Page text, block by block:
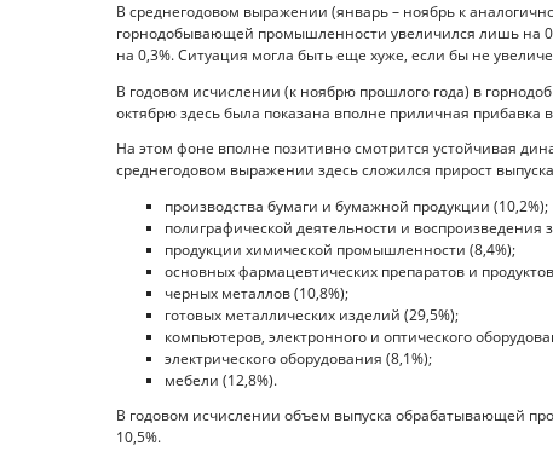
В среднегодовом выражении (январь – ноябрь к
горнодобывающей промышленности увеличился лишь на
на 0,3%. Ситуация могла быть еще хуже, если бы не
В годовом исчислении (к ноябрю прошлого года) в
октябрю здесь была показана вполне приличная прибавка
На этом фоне вполне позитивно смотрится устойчивая
среднегодовом выражении здесь сложился прирост
производства бумаги и бумажной продукции (10,2%);
полиграфической деятельности и
продукции химической промышленности (8,4%);
основных фармацевтических препаратов и
черных металлов (10,8%);
готовых металлических изделий (29,5%);
компьютеров, электронного и оптического
электрического оборудования (8,1%);
мебели (12,8%).
В годовом исчислении объем выпуска обрабатывающей
10,5%.